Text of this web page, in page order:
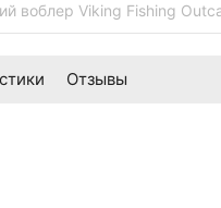
воблер Viking Fishing
Отзывы